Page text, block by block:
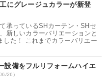
にグレージュカラーが新登
承っているSHカーテン・SHセ
新しいカラーバリエーションと
した！ これまでカラーバリエー
設備をフルリフォームハイエ
26)